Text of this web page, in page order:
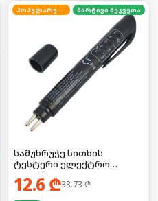
პოპულარული მარტივი შეკვეთა
სამუხრუჭე სითხის
ტესტერი ელექტრო
კალამი
12.6 ₾33.73₾